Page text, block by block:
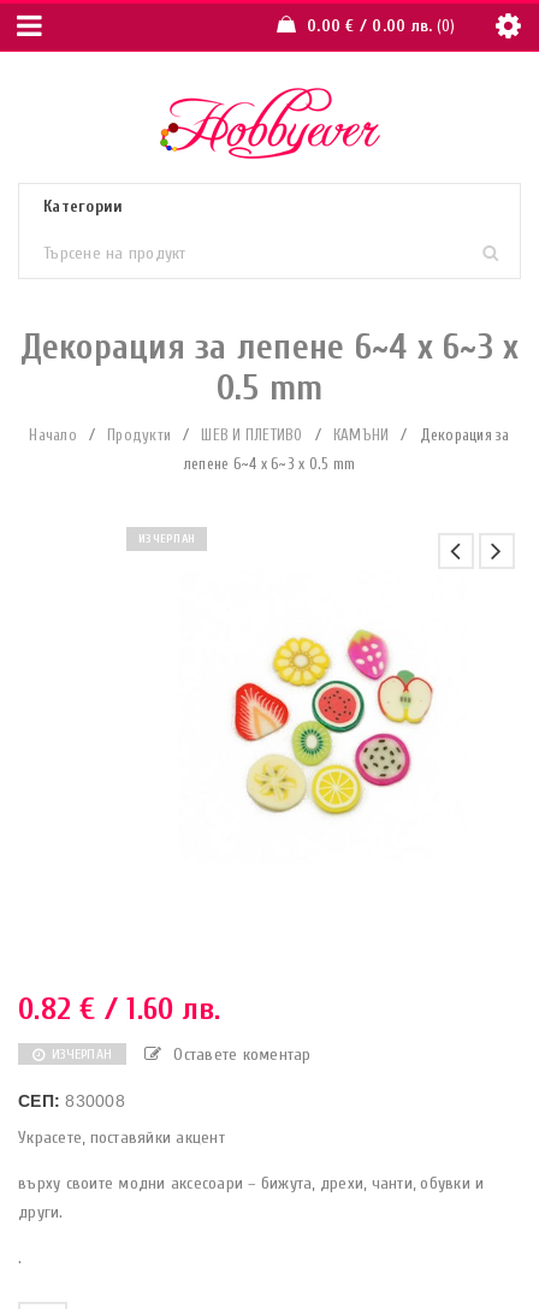
0.00€ / 0.00 лв. 0
Декорация за лепене 6~4 x 6~3 x
0.5 mm
Начало / Продукти / ШЕВ И ПЛЕТИВО / КАМЪНИ /
Декорация за
лепене 6~4 x 6~3 x 0.5 mm
ИЗЧЕРПАН
0.82€ / 1.60 лв.
ИЗЧЕРПАН Оставете коментар
СЕП:830008
Украсете, поставяйки акцент
върху своите модни аксесоари – бижута, дрехи, чанти, обувки и
други.
.